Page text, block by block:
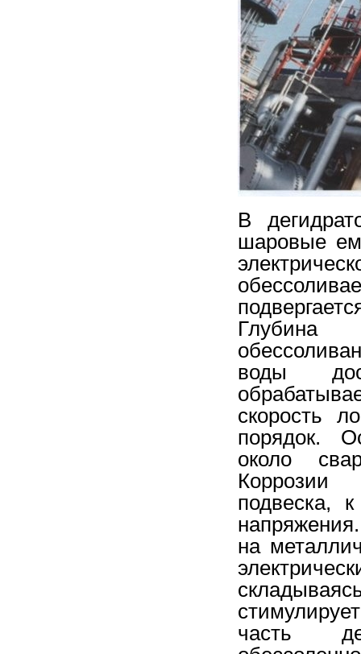
В
шаровые
Глубина
воды
скорость
порядок.
около
Коррозии
подвеска,
на
часть